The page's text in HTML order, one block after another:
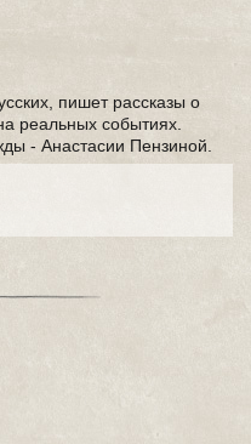
пишет рассказы о
реальных событиях.
- Анастасии Пензиной.